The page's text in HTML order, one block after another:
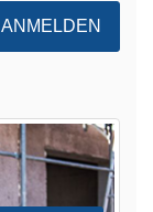
ANMELDEN